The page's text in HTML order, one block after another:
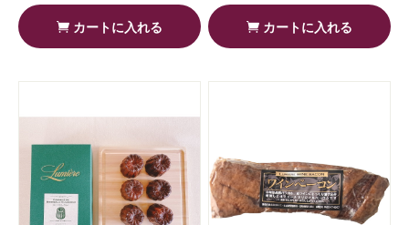
カートに入れる カートに入れる